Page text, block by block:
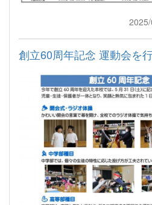
創立60周年記念 運動会を行